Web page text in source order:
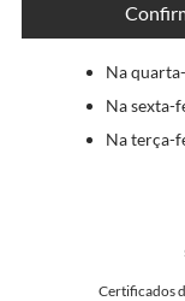
Na
Na sexta-
Na terça-
Certificados